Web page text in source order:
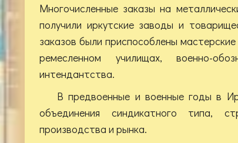
Многочисленные заказы на
получили иркутские заводы и
заказов были приспособлены
ремесленном училищах, военно-
интендантства.
В предвоенные и военные годы в
объединения синдикатного типа,
производства и рынка.